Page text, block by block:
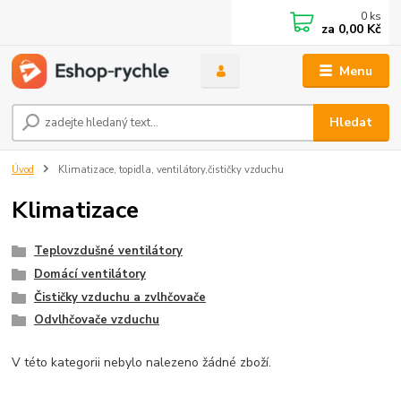
Menu
Hledat
0 ks
za 0,00 Kč
Úvod Klimatizace, topidla, ventilátory,čističky vzduchu
Klimatizace
Teplovzdušné ventilátory
Domácí ventilátory
Čističky vzduchu a zvlhčovače
Odvlhčovače vzduchu
V této kategorii nebylo nalezeno žádné zboží.